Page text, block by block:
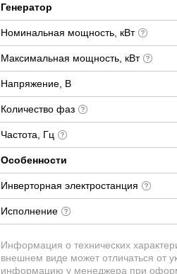
Генератор
Номинальная мощность, кВт
Максимальная мощность, кВт
Напряжение, В
Количество фаз
Частота, Гц
Особенности
Инверторная электростанция
Исполнение
Информация о технических
внешнем виде может отличаться от
информацию у менеджера при